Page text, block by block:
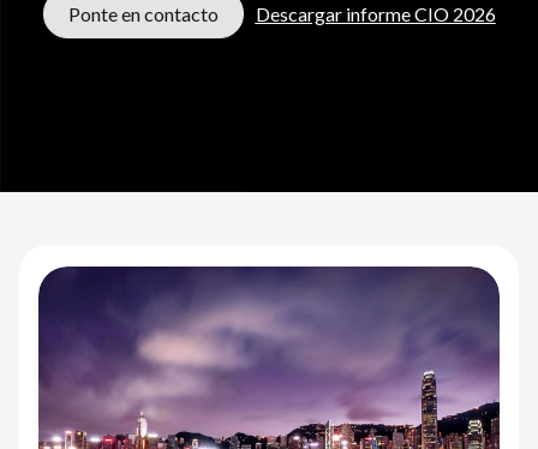
Ponte en contacto Descargar informe CIO 2026